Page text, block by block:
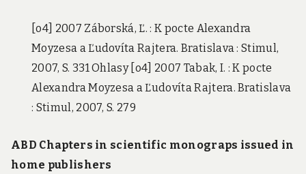
[o4] 2007 Záborská, Ľ. : K pocte Alexandra
Moyzesa a Ľudovíta Rajtera. Bratislava : Stimul,
2007, S. 331 Ohlasy [o4] 2007 Tabak, I. : K pocte
Alexandra Moyzesa a Ľudovíta Rajtera. Bratislava
: Stimul, 2007, S. 279
ABD Chapters in scientific monograps issued in
home publishers